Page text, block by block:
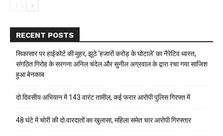
RECENT POSTS
सिकासार पर हाईकोर्ट की मुहर, झूठे ‘हजारों करोड़ के घोटाले’ का नैरेटिव ध्वस्त,
संगठित गिरोह के सरगना अनिल चंदेल और सुनील अग्रवाल के द्वारा रचा गया साजिश
हुआ बेनकाब
दो दिवसीय अभियान में 143 वारंट तामील, कई फरार आरोपी पुलिस गिरफ्त में
48 घंटे में चोरी की दो वारदातों का खुलासा, महिला समेत चार आरोपी गिरफ्तार